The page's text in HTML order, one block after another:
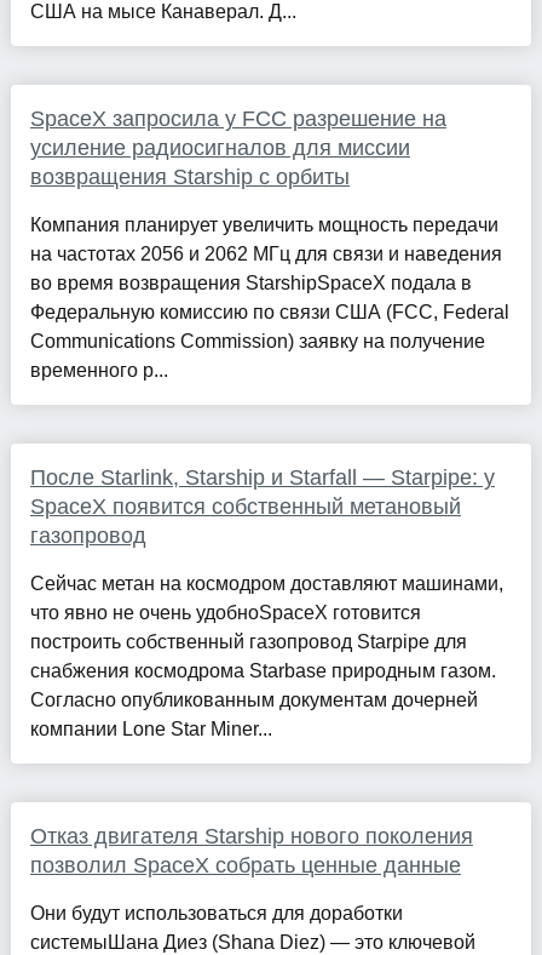
США на мысе Канаверал. Д...
SpaceX запросила у FCC разрешение на
усиление радиосигналов для миссии
возвращения Starship с орбиты
Компания планирует увеличить мощность передачи
на частотах 2056 и 2062 МГц для связи и наведения
во время возвращения StarshipSpaceX подала в
Федеральную комиссию по связи США (FCC, Federal
Communications Commission) заявку на получение
временного р...
После Starlink, Starship и Starfall — Starpipe: у
SpaceX появится собственный метановый
газопровод
Сейчас метан на космодром доставляют машинами,
что явно не очень удобноSpaceX готовится
построить собственный газопровод Starpipe для
снабжения космодрома Starbase природным газом.
Согласно опубликованным документам дочерней
компании Lone Star Miner...
Отказ двигателя Starship нового поколения
позволил SpaceX собрать ценные данные
Они будут использоваться для доработки
системыШана Диез (Shana Diez) — это ключевой